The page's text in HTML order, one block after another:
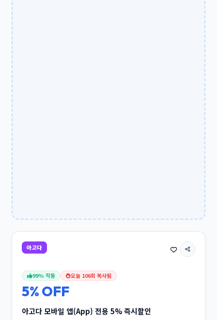
아고다
99% 작동 오늘 106회 복사됨
5% OFF
아고다 모바일 앱(App) 전용 5% 즉시할인